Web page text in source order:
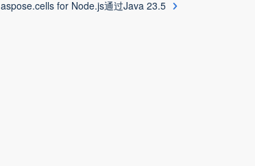
aspose.cells for Node.js通过Java 23.5